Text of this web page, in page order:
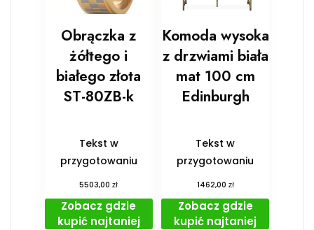
Obrączka z
żółtego i
białego złota
ST-80ZB-k
Tekst w
przygotowaniu
5503,00zł
Zobacz gdzie
kupić najtaniej
Komoda wysoka
z drzwiami biała
mat 100 cm
Edinburgh
Tekst w
przygotowaniu
1462,00 zł
Zobacz gdzie
kupić najtaniej